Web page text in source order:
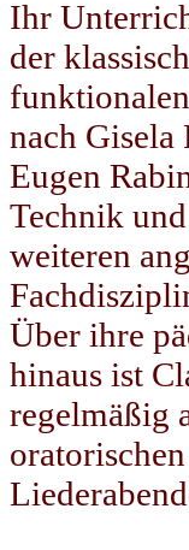
Ihr
der
nach Gisela
Eugen
Technik
weiteren
Über ihre
hinaus ist
regelmäßig